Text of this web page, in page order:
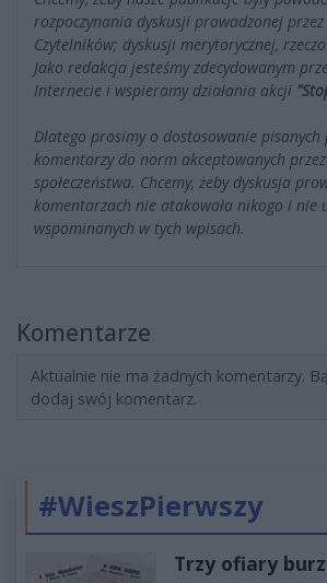
rozpoczynania dyskusji prowadzonej przez
Czytelników; dyskusji merytorycznej,
Jako redakcja jesteśmy zdecydowanym
Internecie i wspieramy działania akcji
Dlatego prosimy o dostosowanie pisanych
komentarzy do norm akceptowanych
społeczeństwa. Chcemy, żeby dyskusja
komentarzach nie atakowała nikogo i nie
wspominanych w tych wpisach.
Komentarze
Aktualnie nie ma żadnych komentarzy.
dodaj swój komentarz.
#WieszPierwszy
Trzy ofiary